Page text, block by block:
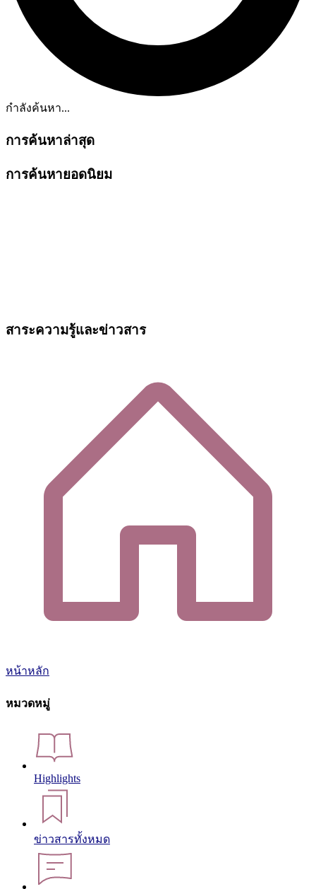
กำลังค้นหา...
การค้นหาล่าสุด
การค้นหายอดนิยม
สาระความรู้และข่าวสาร
หน้าหลัก
หมวดหมู่
Highlights
ข่าวสารทั้งหมด